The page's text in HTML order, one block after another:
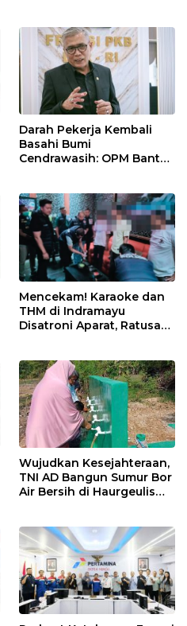
Rutin dan Edukasi
Perawatan Gigi
Darah Pekerja Kembali
Basahi Bumi
Cendrawasih: OPM Bantai
Mencekam! Karaoke dan
THM di Indramayu
Disatroni Aparat, Ratusan
Wujudkan Kesejahteraan,
TNI AD Bangun Sumur Bor
Air Bersih di Haurgeulis